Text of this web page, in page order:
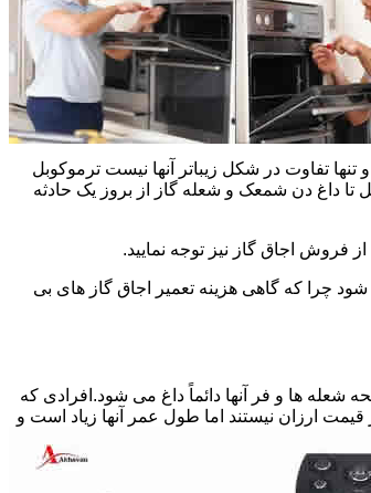
تفاوت در شکل زیباتر آنها نیست ترموکوبل
داغ دن شمعک و شعله گاز از بروز یک حادثه
فروش اجاق گاز نیز توجه نمایید.
چرا که گاهی هزینه تعمیر اجاق گاز های بی
ها و فر آنها دائماً داغ می شود.افرادی که
قیمت ارزان نیستند اما طول عمر آنها زیاد است و